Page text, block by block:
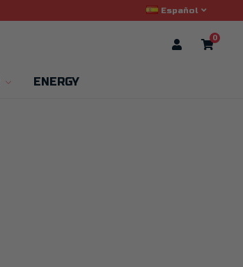
Español
0
ENERGY